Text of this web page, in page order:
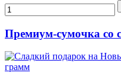
Премиум-сумочка со